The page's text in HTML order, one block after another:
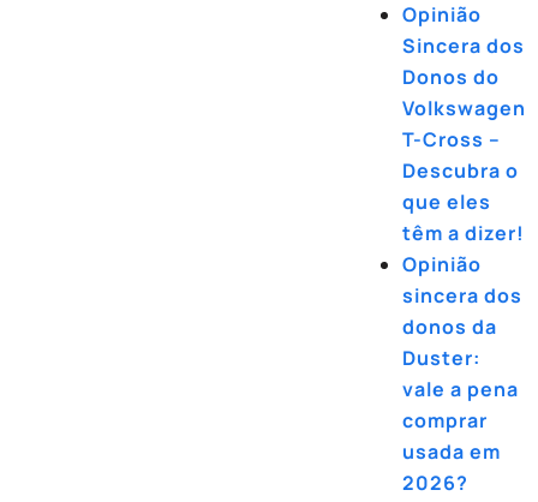
Opinião
Sincera dos
Donos do
Volkswagen
T-Cross –
Descubra o
que eles
têm a dizer!
Opinião
sincera dos
donos da
Duster:
vale a pena
comprar
usada em
2026?